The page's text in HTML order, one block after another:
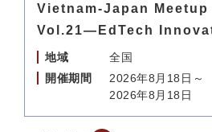
Vietnam-Japan Meetup
Vol.21―EdTech
地域
全国
開催期間
2026年8月18日～
2026年8月18日